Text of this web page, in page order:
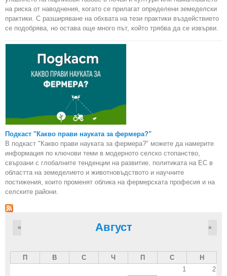
на риска от наводнения, когато се прилагат определени земеделски
практики. С разширяване на обхвата на тези практики въздействието
се подобрява, но остава още много път, който трябва да се извърви.
Подкаст "Какво прави науката за фермера?"
В подкаст "Какво прави науката за фермера?" можете да намерите
информация по ключови теми в модерното селско стопанство,
свързани с глобалните тенденции на развитие, политиката на ЕС в
областта на земеделието и животновъдството и научните
постижения, които променят облика на фермерската професия и на
селските райони.
Август
« »
П В С Ч П С
Н
1
2